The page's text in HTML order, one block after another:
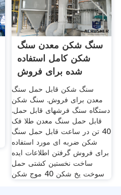
سنگ شکن معدن سنگ
شکن کامل استفاده
شده برای فروش
سنگ شکن قابل حمل سنگ
معدن برای فروش. سنگ شکن
دستگاه سنگ فرشهای قابل حمل.
قابل حمل سنگ معدن طلا فک
40 تن در ساعت قابل حمل سنگ
شکن ضربه ای مورد استفاده
برای فروش گرفتن اطلاعات ایده
ساخت نخستین کشتی حمل
سوخت یخ شکن 40 موج شکن